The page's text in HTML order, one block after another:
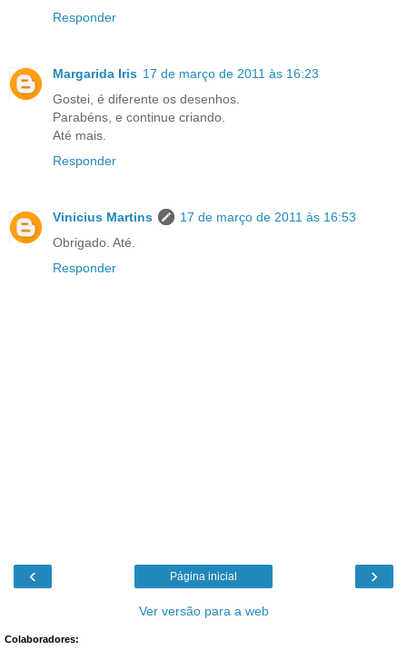
Responder
Margarida Iris 17 de março de 2011 às 16:23
Gostei, é diferente os desenhos.
Parabéns, e continue criando.
Até mais.
Responder
Vinicius Martins
17 de março de 2011 às 16:53
Obrigado. Até.
Responder
‹ ›
Página inicial
Ver versão para a web
Colaboradores: